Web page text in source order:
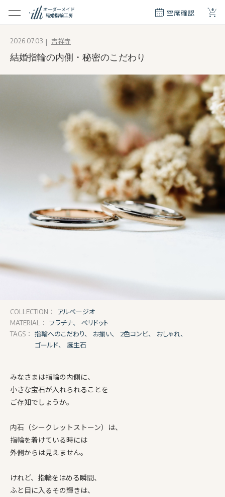
オーダーメイド
結婚指輪工房
空席確認 +
メイド
2026.07.03 吉祥寺
結婚指輪の内側・秘密のこだわり
COLLECTION： アルページオ
MATERIAL： プラチナ、 ペリドット
TAGS： 指輪へのこだわり、 お揃い、 2色コンビ、
おしゃれ、
ゴールド、
誕生石
みなさまは指輪の内側に、
小さな宝石が入れられることを
ご存知でしょうか。
内石（シークレットストーン）は、
指輪を着けている時には
外側からは見えません。
けれど、指輪をはめる瞬間、
ふと目に入るその輝きは、